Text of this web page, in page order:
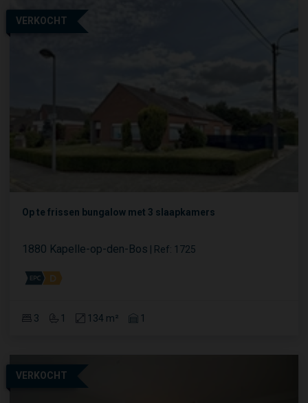
VERKOCHT
Op te frissen bungalow met 3 slaapkamers
1880 Kapelle-op-den-Bos Ref: 1725
3 1 134 m² 1
VERKOCHT